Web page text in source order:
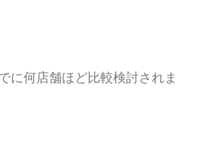
に何店舗ほど比較検討されま